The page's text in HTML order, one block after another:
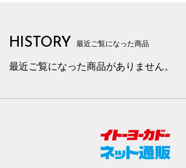
HISTORY 最近ご覧になった商品
最近ご覧になった商品がありません。